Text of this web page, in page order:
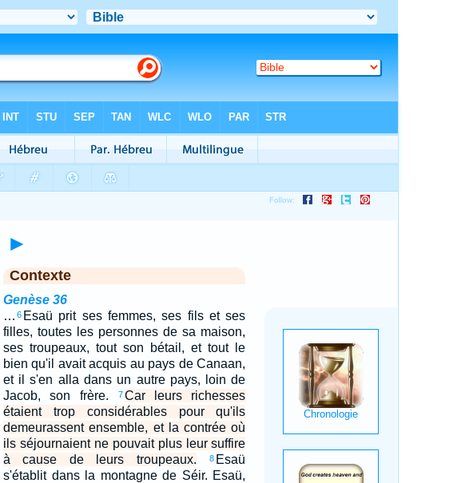
►
Contexte
Genèse 36
… 6 Esaü prit ses femmes, ses fils et ses
filles, toutes les personnes de sa maison,
ses troupeaux, tout son bétail, et tout le
bien qu'il avait acquis au pays de Canaan,
et il s'en alla dans un autre pays, loin de
Jacob, son frère.
7Car leurs richesses
étaient trop considérables pour qu'ils
demeurassent ensemble, et la contrée où
ils séjournaient ne pouvait plus leur suffire
à cause de leurs troupeaux.
8 Esaü
s'établit dans la montagne de Séir. Esaü,